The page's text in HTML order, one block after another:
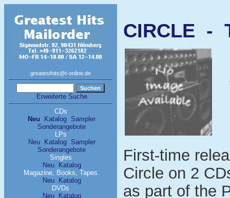
greatesthits@t-online.de
Erweiterte Suche
CDs
Neu
Katalog Sampler
Sonderangebote
LPs
Neu
Katalog
Sampler
Sonderangebote
Singles
Neu
Katalog
Magazine, Books, Tapes
Neu
Katalog
DVDs
Neu
Katalog
CIRCLE -
First-time
Circle on 2
as part of the